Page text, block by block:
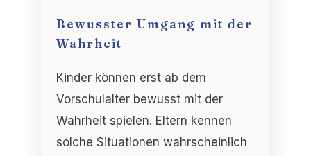
Bewusster Umgang mit der
Wahrheit
Kinder können erst ab dem
Vorschulalter bewusst mit der
Wahrheit spielen. Eltern kennen
solche Situationen wahrscheinlich